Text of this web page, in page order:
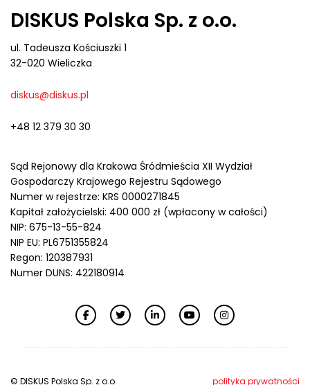
DISKUS Polska Sp. z o.o.
ul. Tadeusza Kościuszki 1
32-020 Wieliczka
diskus@diskus.pl
+48 12 379 30 30
Sąd Rejonowy dla Krakowa Śródmieścia XII Wydział
Gospodarczy Krajowego Rejestru Sądowego
Numer w rejestrze: KRS 0000271845
Kapitał założycielski: 400 000 zł (wpłacony w całości)
NIP: 675-13-55-824
NIP EU: PL6751355824
Regon: 120387931
Numer DUNS: 422180914
© DISKUS Polska Sp. z o.o. polityka prywatności